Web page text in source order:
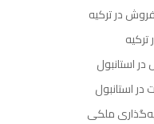
در ترکیه
در استانبول
در استانبول
ملکی